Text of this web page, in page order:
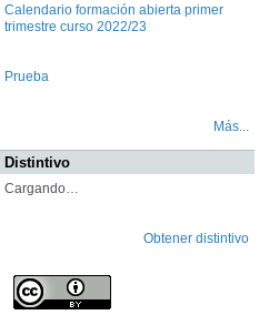
Calendario formación abierta primer
trimestre curso 2022/23
Prueba
Más...
Distintivo
Cargando…
Obtener distintivo